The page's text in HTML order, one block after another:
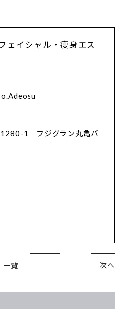
ェイシャル・痩身エス
1280-1 フジグラン丸亀バ
次へ
一覧 │